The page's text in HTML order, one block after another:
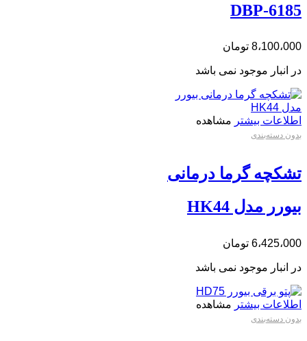
DBP-6185
8،100،000 تومان
در انبار موجود نمی باشد
اطلاعات بیشتر مشاهده
بدون دسته‌بندی
تشکچه گرما درمانی
بیورر مدل HK44
6،425،000 تومان
در انبار موجود نمی باشد
اطلاعات بیشتر مشاهده
بدون دسته‌بندی